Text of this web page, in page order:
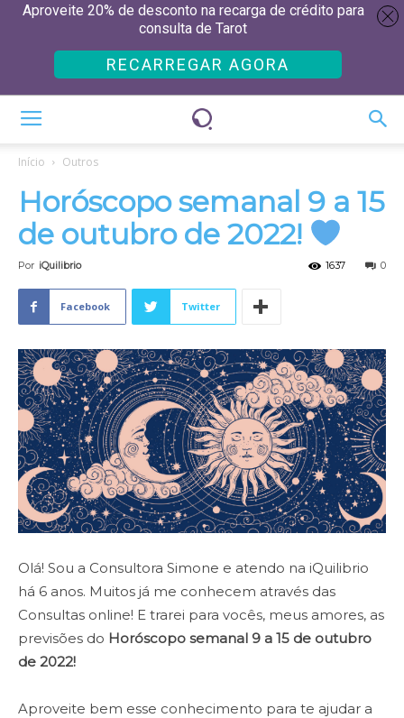
Início Outros
Horóscopo semanal 9 a 15
de outubro de 2022!
Por iQuilibrio 0
1637
Facebook Twitter
Olá! Sou a Consultora Simone e atendo na iQuilibrio
há 6 anos. Muitos já me conhecem através das
Consultas online! E trarei para vocês, meus amores, as
previsões do Horóscopo semanal 9 a 15 de outubro
de 2022!
Aproveite bem esse conhecimento para te ajudar a
Aproveite 20% de desconto na recarga de crédito para
consulta de Tarot
RECARREGAR AGORA